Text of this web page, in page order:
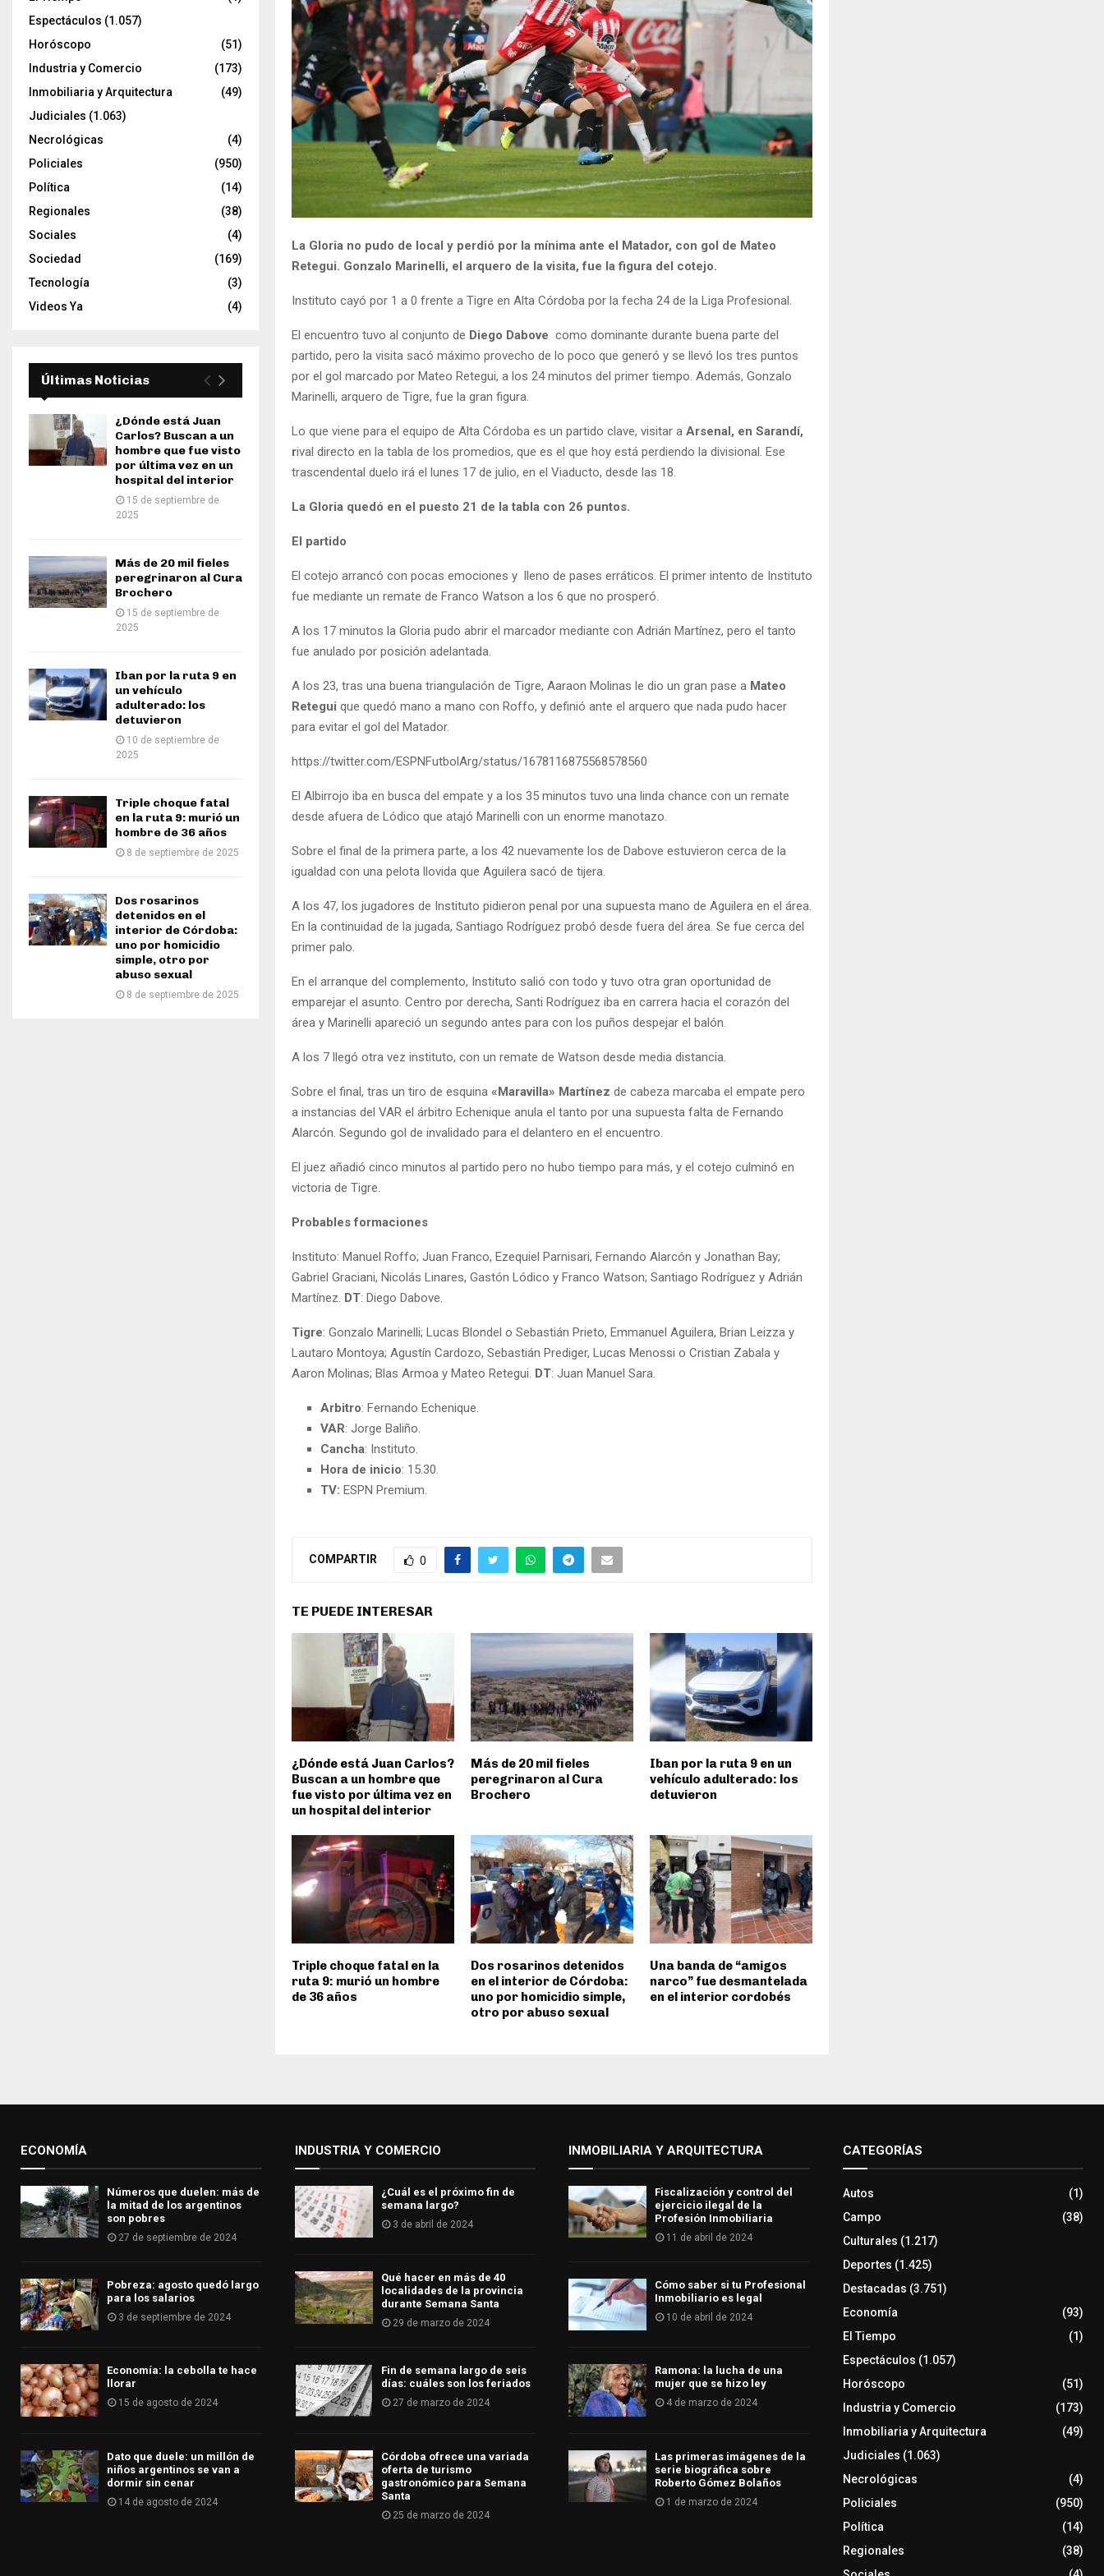
La Gloria no pudo de local y perdió por la mínima ante el Matador, con gol de Mateo
Retegui. Gonzalo Marinelli, el arquero de la visita, fue la figura del cotejo.
Instituto cayó por 1 a 0 frente a Tigre en Alta Córdoba por la fecha 24 de la Liga Profesional.
El encuentro tuvo al conjunto de Diego Dabove como dominante durante buena parte del
partido, pero la visita sacó máximo provecho de lo poco que generó y se llevó los tres puntos
por el gol marcado por Mateo Retegui, a los 24 minutos del primer tiempo. Además, Gonzalo
Marinelli, arquero de Tigre, fue la gran figura.
Lo que viene para el equipo de Alta Córdoba es un partido clave, visitar a Arsenal, en Sarandí,
rival directo en la tabla de los promedios, que es el que hoy está perdiendo la divisional. Ese
trascendental duelo irá el lunes 17 de julio, en el Viaducto, desde las 18.
La Gloria quedó en el puesto 21 de la tabla con 26 puntos.
El partido
El cotejo arrancó con pocas emociones y lleno de pases erráticos. El primer intento de Instituto
fue mediante un remate de Franco Watson a los 6 que no prosperó.
A los 17 minutos la Gloria pudo abrir el marcador mediante con Adrián Martínez, pero el tanto
fue anulado por posición adelantada.
A los 23, tras una buena triangulación de Tigre, Aaraon Molinas le dio un gran pase a Mateo
Retegui que quedó mano a mano con Roffo, y definió ante el arquero que nada pudo hacer
para evitar el gol del Matador.
https://twitter.com/ESPNFutbolArg/status/1678116875568578560
El Albirrojo iba en busca del empate y a los 35 minutos tuvo una linda chance con un remate
desde afuera de Lódico que atajó Marinelli con un enorme manotazo.
Sobre el final de la primera parte, a los 42 nuevamente los de Dabove estuvieron cerca de la
igualdad con una pelota llovida que Aguilera sacó de tijera.
A los 47, los jugadores de Instituto pidieron penal por una supuesta mano de Aguilera en el área.
En la continuidad de la jugada, Santiago Rodríguez probó desde fuera del área. Se fue cerca del
primer palo.
En el arranque del complemento, Instituto salió con todo y tuvo otra gran oportunidad de
emparejar el asunto. Centro por derecha, Santi Rodríguez iba en carrera hacia el corazón del
área y Marinelli apareció un segundo antes para con los puños despejar el balón.
A los 7 llegó otra vez instituto, con un remate de Watson desde media distancia.
Sobre el final, tras un tiro de esquina «Maravilla» Martínez de cabeza marcaba el empate pero
a instancias del VAR el árbitro Echenique anula el tanto por una supuesta falta de Fernando
Alarcón. Segundo gol de invalidado para el delantero en el encuentro.
El juez añadió cinco minutos al partido pero no hubo tiempo para más, y el cotejo culminó en
victoria de Tigre.
Probables formaciones
Instituto: Manuel Roffo; Juan Franco, Ezequiel Parnisari, Fernando Alarcón y Jonathan Bay;
Gabriel Graciani, Nicolás Linares, Gastón Lódico y Franco Watson; Santiago Rodríguez y Adrián
Martínez. DT: Diego Dabove.
Tigre: Gonzalo Marinelli; Lucas Blondel o Sebastián Prieto, Emmanuel Aguilera, Brian Leizza y
Lautaro Montoya; Agustín Cardozo, Sebastián Prediger, Lucas Menossi o Cristian Zabala y
Aaron Molinas; Blas Armoa y Mateo Retegui. DT: Juan Manuel Sara.
Arbitro: Fernando Echenique.
VAR: Jorge Baliño.
Cancha: Instituto.
Hora de inicio: 15.30.
TV: ESPN Premium.
COMPARTIR 0
TE PUEDE INTERESAR
¿Dónde está Juan Carlos?
Buscan a un hombre que
fue visto por última vez en
un hospital del interior
Más de 20 mil fieles
peregrinaron al Cura
Brochero
Iban por la ruta 9 en un
vehículo adulterado: los
detuvieron
Triple choque fatal en la
ruta 9: murió un hombre
de 36 años
Dos rosarinos detenidos
en el interior de Córdoba:
uno por homicidio simple,
otro por abuso sexual
Una banda de “amigos
narco” fue desmantelada
en el interior cordobés
Espectáculos (1.057)
Horóscopo
(51)
Industria y Comercio
(173)
Inmobiliaria y Arquitectura
(49)
Judiciales (1.063)
Necrológicas
(4)
Policiales
(950)
Política
(14)
Regionales
(38)
Sociales
(4)
Sociedad
(169)
Tecnología
(3)
Videos Ya
(4)
Últimas Noticias
¿Dónde está Juan
Carlos? Buscan a un
hombre que fue visto
por última vez en un
hospital del interior
15 de septiembre de
2025
Más de 20 mil fieles
peregrinaron al Cura
Brochero
15 de septiembre de
2025
Iban por la ruta 9 en
un vehículo
adulterado: los
detuvieron
10 de septiembre de
2025
Triple choque fatal
en la ruta 9: murió un
hombre de 36 años
8 de septiembre de 2025
Dos rosarinos
detenidos en el
interior de Córdoba:
uno por homicidio
simple, otro por
abuso sexual
8 de septiembre de 2025
ECONOMÍA
Números que duelen: más de
la mitad de los argentinos
son pobres
27 de septiembre de 2024
Pobreza: agosto quedó largo
para los salarios
3 de septiembre de 2024
Economía: la cebolla te hace
llorar
15 de agosto de 2024
Dato que duele: un millón de
niños argentinos se van a
dormir sin cenar
14 de agosto de 2024
INDUSTRIA Y COMERCIO
¿Cuál es el próximo fin de
semana largo?
3 de abril de 2024
Qué hacer en más de 40
localidades de la provincia
durante Semana Santa
29 de marzo de 2024
Fin de semana largo de seis
días: cuáles son los feriados
27 de marzo de 2024
Córdoba ofrece una variada
oferta de turismo
gastronómico para Semana
Santa
25 de marzo de 2024
INMOBILIARIA Y ARQUITECTURA
Fiscalización y control del
ejercicio ilegal de la
Profesión Inmobiliaria
11 de abril de 2024
Cómo saber si tu Profesional
Inmobiliario es legal
10 de abril de 2024
Ramona: la lucha de una
mujer que se hizo ley
4 de marzo de 2024
Las primeras imágenes de la
serie biográfica sobre
Roberto Gómez Bolaños
1 de marzo de 2024
CATEGORÍAS
Autos
(1)
Campo
(38)
Culturales (1.217)
Deportes (1.425)
Destacadas (3.751)
Economía
(93)
El Tiempo
(1)
Espectáculos (1.057)
Horóscopo
(51)
Industria y Comercio
(173)
Inmobiliaria y Arquitectura
(49)
Judiciales (1.063)
Necrológicas
(4)
Policiales
(950)
Política
(14)
Regionales
(38)